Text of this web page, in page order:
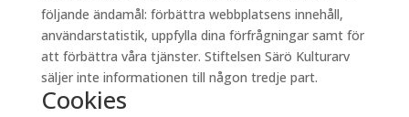
följande ändamål: förbättra webbplatsens innehåll,
användarstatistik, uppfylla dina förfrågningar samt för
att förbättra våra tjänster. Stiftelsen Särö Kulturarv
säljer inte informationen till någon tredje part.
Cookies